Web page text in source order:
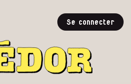
Se connecter